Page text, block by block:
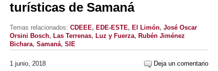
turísticas de Samaná
Temas relacionados: CDEEE, EDE-ESTE, El Limón, José Oscar
Orsini Bosch, Las Terrenas, Luz y Fuerza, Rubén Jiménez
Bichara, Samaná, SIE
1 junio, 2018 Deja un comentario